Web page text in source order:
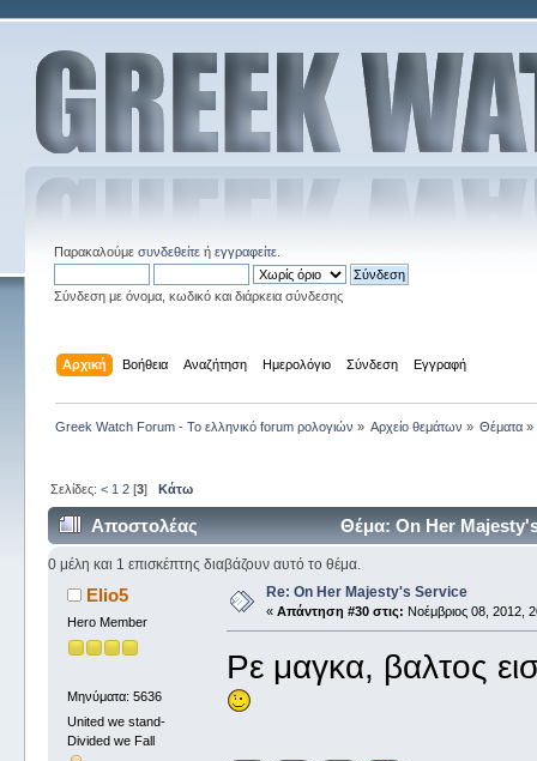
Παρακαλούμε συνδεθείτεή εγγραφείτε.
Σύνδεση με όνομα, κωδικό και διάρκεια σύνδεσης
Αρχική Βοήθεια Αναζήτηση Ημερολόγιο Σύνδεση Εγγραφή
Greek Watch Forum - Το ελληνικό forum ρολογιών » Αρχείο θεμάτων » Θέματα »
Σελίδες: < 1 2[3] Κάτω
Αποστολέας Θέμα: On Her
0 μέλη και 1 επισκέπτης διαβάζουν αυτό το θέμα.
Elio5
Hero Member
Μηνύματα: 5636
United we stand-
Divided we Fall
Re: On Her Majesty's Service
« Απάντηση #30 στις: Νοέμβριος 08, 2012,
Ρε μαγκα, βαλτος